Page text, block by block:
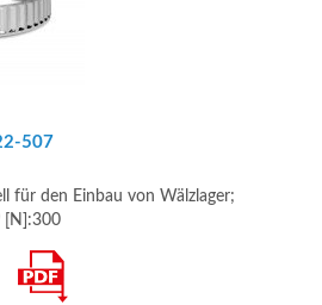
507
für den Einbau von Wälzlager;
[N]:300